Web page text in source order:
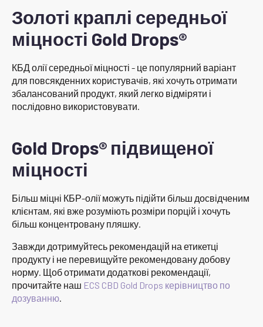
Золоті краплі середньої
міцності Gold Drops®
КБД олії середньої міцності - це популярний варіант
для повсякденних користувачів, які хочуть отримати
збалансований продукт, який легко відміряти і
послідовно використовувати.
Gold Drops® підвищеної
міцності
Більш міцні КБР-олії можуть підійти більш досвідченим
клієнтам, які вже розуміють розміри порцій і хочуть
більш концентровану пляшку.
Завжди дотримуйтесь рекомендацій на етикетці
продукту і не перевищуйте рекомендовану добову
норму. Щоб отримати додаткові рекомендації,
прочитайте наш ECS CBD Gold Drops керівництво по
дозуванню.